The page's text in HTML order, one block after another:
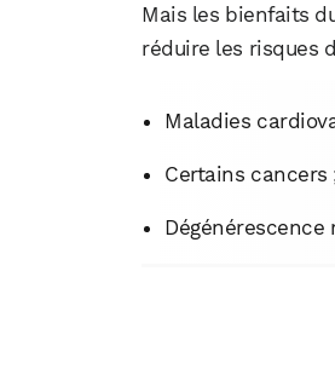
Mais les bienfaits
réduire les risques
Maladies
Certains cancers
Dégénérescence